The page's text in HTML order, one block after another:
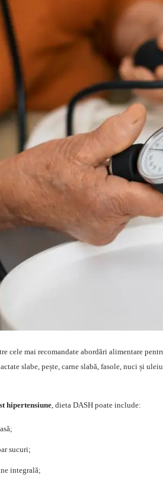
cele mai recomandate abordări alimentare
slabe, pește, carne slabă, fasole, nuci și
hipertensiune, dieta DASH poate include:
sucuri;
integrală;